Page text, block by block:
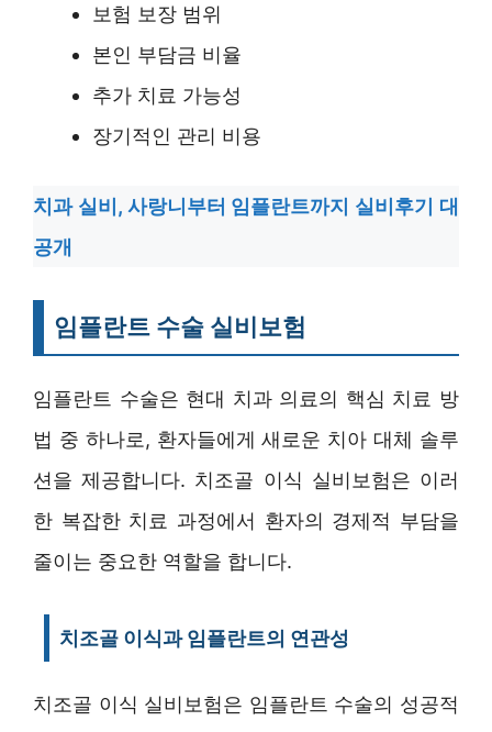
보험 보장 범위
본인 부담금 비율
추가 치료 가능성
장기적인 관리 비용
치과 실비, 사랑니부터 임플란트까지 실비후기 대
공개
임플란트 수술 실비보험
임플란트 수술은 현대 치과 의료의 핵심 치료 방
법 중 하나로, 환자들에게 새로운 치아 대체 솔루
션을 제공합니다. 치조골 이식 실비보험은 이러
한 복잡한 치료 과정에서 환자의 경제적 부담을
줄이는 중요한 역할을 합니다.
치조골 이식과 임플란트의 연관성
치조골 이식 실비보험은 임플란트 수술의 성공적